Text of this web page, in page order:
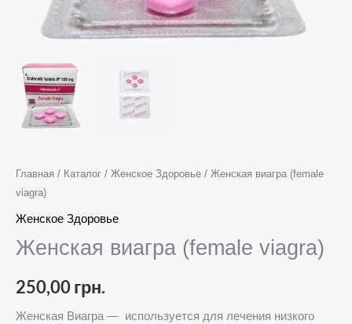
Главная / Каталог / Женское Здоровье / Женская виагра (female
viagra)
Женское Здоровье
Женская виагра (female viagra)
250,00грн.
Женская Виагра — используется для лечения низкого